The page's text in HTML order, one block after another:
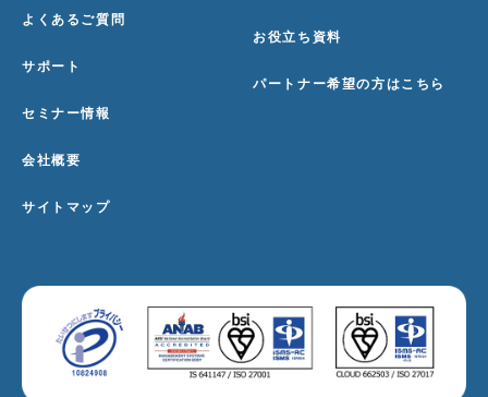
よくあるご質問
サポート
セミナー情報
会社概要
サイトマップ
お役立ち資料
パートナー希望の方はこちら